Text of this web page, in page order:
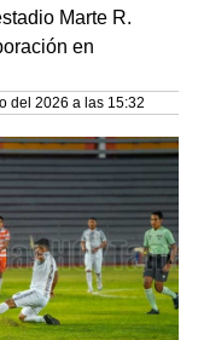
Marte R.
en
del 2026 a las 15:32